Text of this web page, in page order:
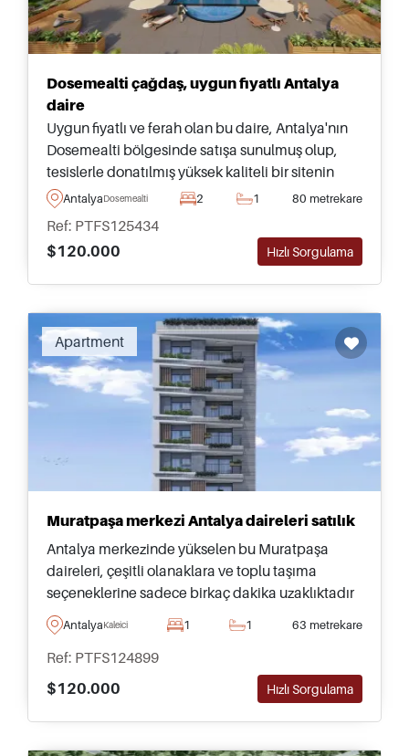
Dosemealti çağdaş, uygun fiyatlı Antalya
daire
Uygun fiyatlı ve ferah olan bu daire, Antalya'nın
Dosemealti bölgesinde satışa sunulmuş olup,
tesislerle donatılmış yüksek kaliteli bir sitenin
parçasıdır ve günlük ihtiyaçlar ile ulaşım
AntalyaDosemealti 2 1 80 metrekare
Ref: PTFS125434
$120.000
Hızlı Sorgulama
Apartment
Muratpaşa merkezi Antalya daireleri satılık
Antalya merkezinde yükselen bu Muratpaşa
daireleri, çeşitli olanaklara ve toplu taşıma
seçeneklerine sadece birkaç dakika uzaklıktadır
&ndash; bugün üç yatak odasına kadar olan
tiplerde satın alınabilir.
AntalyaKaleici 1 1 63 metrekare
Ref: PTFS124899
$120.000
Hızlı Sorgulama